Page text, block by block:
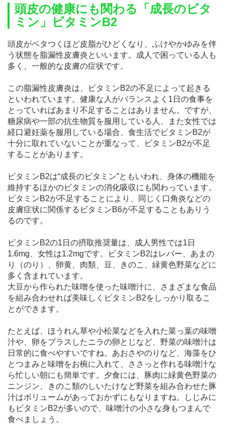
頭皮の健康にも関わる「成長のビタ
ミン」ビタミンB2
頭皮がベタつくほど皮脂がひどくなり、ふけやかゆみを伴
う状態を脂漏性皮膚炎といいます。成人で困っている人も
多く、一般的な皮膚の症状です。
この脂漏性皮膚炎は、ビタミンB2の不足によって起きる
といわれています。健康な人がバランスよく1日の食事を
とっていればあまり不足することはありません。ですが、
糖尿病や一部の抗生物質を服用している人、また女性では
経口避妊薬を服用している場合、食生活でビタミンB2が
十分に取れていないことが重なって、ビタミンB2が不足
することがあります。
ビタミンB2は“成長のビタミン”ともいわれ、身体の機能を
維持するほかのビタミンの消化吸収にも関わっています。
ビタミンB2が不足することにより、同じく口角炎などの
皮膚症状に関係するビタミンB6が不足することもありう
るのです。
ビタミンB2の1日の摂取推奨量は、成人男性では1日
1.6mg、女性は1.2mgです。ビタミンB2はレバー、あまの
り（のり）、卵黄、肉類、豆、きのこ、緑黄色野菜などに
多く含まれています。
大豆から作られた味噌を使った味噌汁に、さまざまな食品
を組み合わせれば美味しくビタミンB2をしっかり取るこ
とができます。
たとえば、ほうれん草や小松菜などを入れた菜っ葉の味噌
汁や、卵をプラスしたニラの卵とじなど、野菜の味噌汁は
日常的に食べやすいですね。あおさやのりなど、海藻をひ
とつまみと味噌をお椀に入れて、ささっと作れる味噌汁な
ら忙しい朝にも簡単です。夕食には、豚肉に緑黄色野菜の
ニンジン、きのこ類のしいたけなど野菜を組み合わせた豚
汁はボリュームがあっておかずにもなりますね。しじみに
もビタミンB2が多いので、味噌汁の小さな身もつまんで
食べましょう。